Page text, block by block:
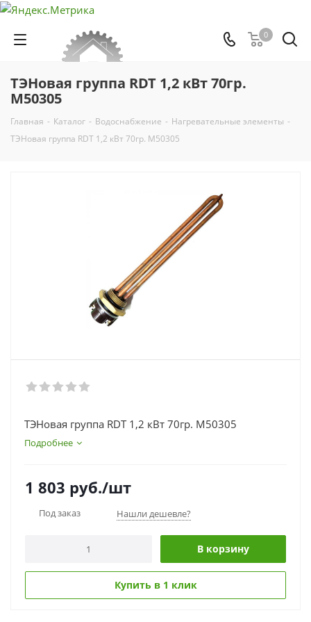
0
ТЭНовая группа RDT 1,2 кВт 70гр.
М50305
Главная - Каталог - Водоснабжение - Нагревательные элементы -
ТЭНовая группа RDT 1,2 кВт 70гр. М50305
ТЭНовая группа RDT 1,2 кВт 70гр. М50305
Подробнее
1 803 руб./шт
Под заказ Нашли дешевле?
В корзину
Купить в 1 клик